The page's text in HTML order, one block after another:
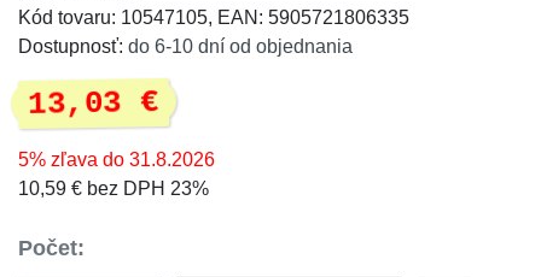
Kód tovaru: 10547105, EAN: 5905721806335
Dostupnosť: do 6-10 dní od objednania
13,03 €
5% zľava do 31.8.2026
10,59 € bez DPH 23%
Počet: